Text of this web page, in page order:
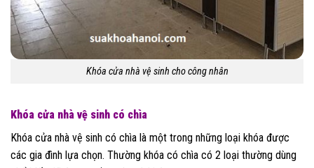
Khóa cửa nhà vệ sinh cho công nhân
Khóa cửa nhà vệ sinh có chìa
Khóa cửa nhà vệ sinh có chìa là một trong những loại khóa được
các gia đình lựa chọn. Thường khóa có chìa có 2 loại thường dùng